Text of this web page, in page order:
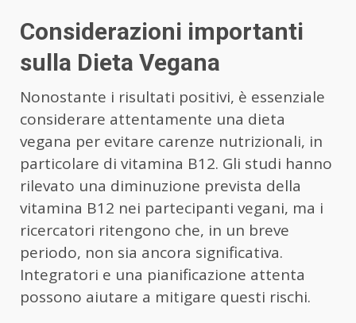
Considerazioni importanti
sulla Dieta Vegana
Nonostante i risultati positivi, è essenziale
considerare attentamente una dieta
vegana per evitare carenze nutrizionali, in
particolare di vitamina B12. Gli studi hanno
rilevato una diminuzione prevista della
vitamina B12 nei partecipanti vegani, ma i
ricercatori ritengono che, in un breve
periodo, non sia ancora significativa.
Integratori e una pianificazione attenta
possono aiutare a mitigare questi rischi.